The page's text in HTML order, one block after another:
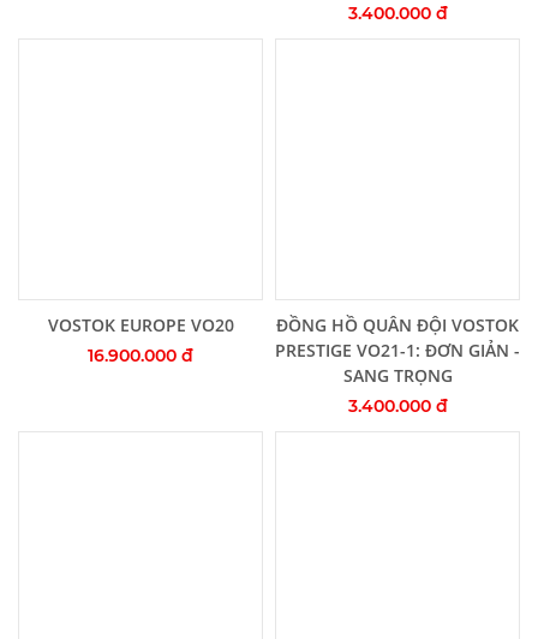
3.400.000 đ
Thêm vào giỏ hàng
VOSTOK EUROPE VO20
16.900.000 đ
Thêm vào giỏ hàng
ĐỒNG HỒ QUÂN ĐỘI VOSTOK
PRESTIGE VO21-1: ĐƠN GIẢN -
SANG TRỌNG
3.400.000 đ